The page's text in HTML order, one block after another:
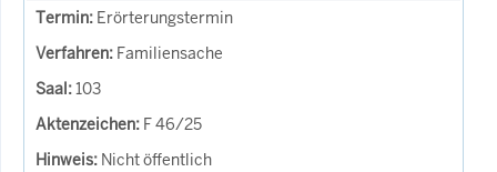
Erörterungstermin
Familiensache
103
F 46/25
Nicht öffentlich